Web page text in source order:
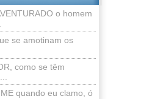
o homem
se amotinam os
como se têm
quando eu clamo, ó